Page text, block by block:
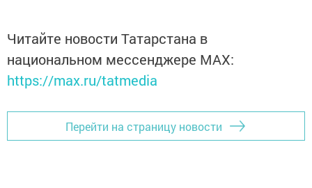
Читайте новости Татарстана в
национальном мессенджере MАХ:
https://max.ru/tatmedia
Перейти на страницу новости